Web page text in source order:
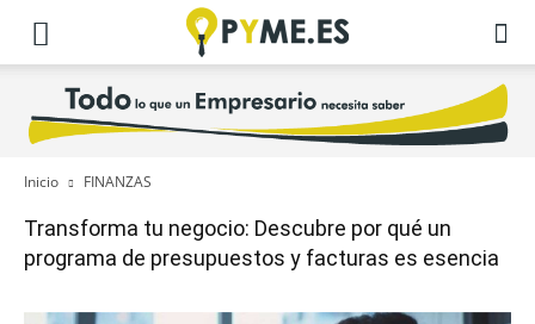
Inicio FINANZAS
Transforma tu negocio: Descubre por qué un
programa de presupuestos y facturas es esencia